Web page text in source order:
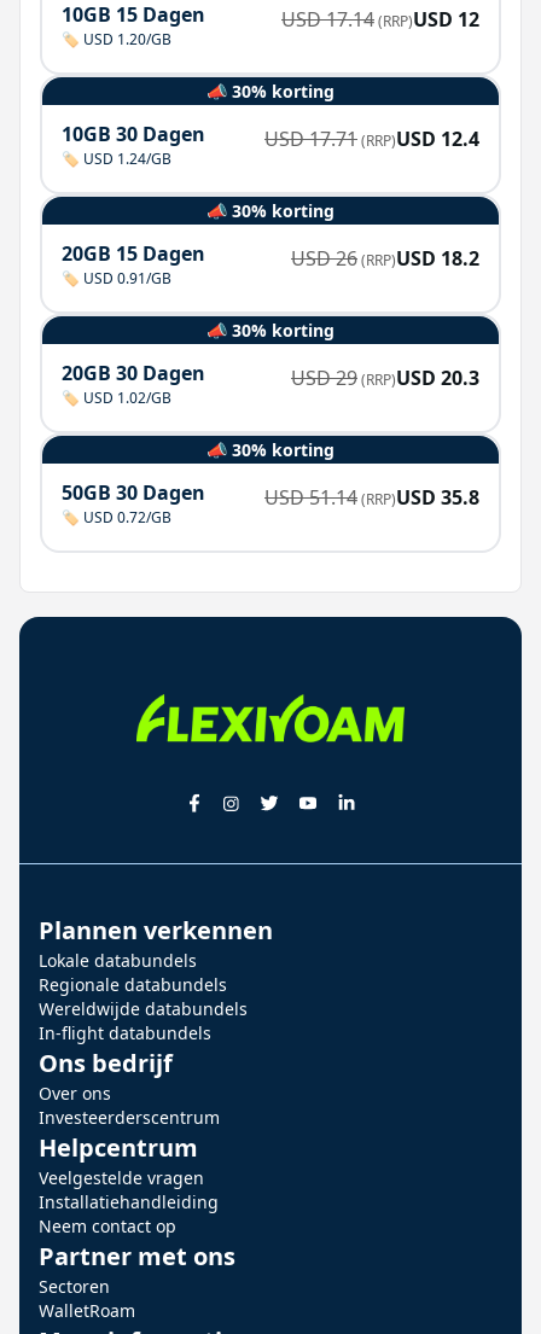
10GB 15 Dagen
🏷️ USD 1.20/GB
USD17.14(RRP)USD 12
📣 30% korting
10GB 30 Dagen
🏷️ USD 1.24/GB
USD17.71(RRP)USD 12.4
📣 30% korting
20GB 15 Dagen
🏷️ USD 0.91/GB
USD26(RRP)USD 18.2
📣 30% korting
20GB 30 Dagen
🏷️ USD 1.02/GB
USD29(RRP)USD 20.3
📣 30% korting
50GB 30 Dagen
🏷️ USD 0.72/GB
USD51.14(RRP)USD 35.8
Plannen verkennen
Lokale databundels
Regionale databundels
Wereldwijde databundels
In-flight databundels
Ons bedrijf
Over ons
Investeerderscentrum
Helpcentrum
Veelgestelde vragen
Installatiehandleiding
Neem contact op
Partner met ons
Sectoren
WalletRoam